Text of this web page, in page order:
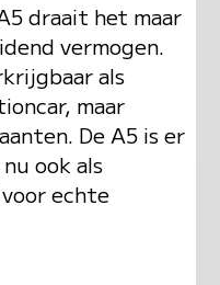
draait het maar
vermogen.
als
maar
De A5 is er
ook als
echte